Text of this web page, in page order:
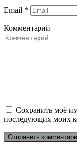
Email *
Комментарий
Сохранить моё
последующих моих